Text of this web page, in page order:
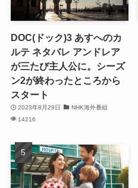
DOC(ドック)3 あすへのカ
ルテ ネタバレ アンドレア
が三たび主人公に。シーズ
ン2が終わったところから
スタート
2023年8月29日
NHK海外番組
14216